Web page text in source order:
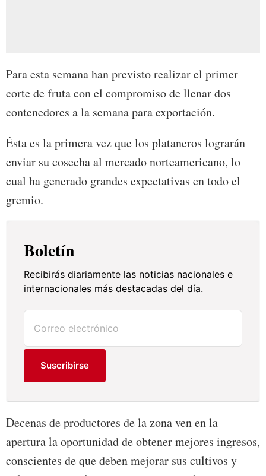
Para esta semana han previsto realizar el primer
corte de fruta con el compromiso de llenar dos
contenedores a la semana para exportación.
Ésta es la primera vez que los plataneros lograrán
enviar su cosecha al mercado norteamericano, lo
cual ha generado grandes expectativas en todo el
gremio.
Boletín
Recibirás diariamente las noticias nacionales e
internacionales más destacadas del día.
Suscribirse
Decenas de productores de la zona ven en la
apertura la oportunidad de obtener mejores ingresos,
conscientes de que deben mejorar sus cultivos y